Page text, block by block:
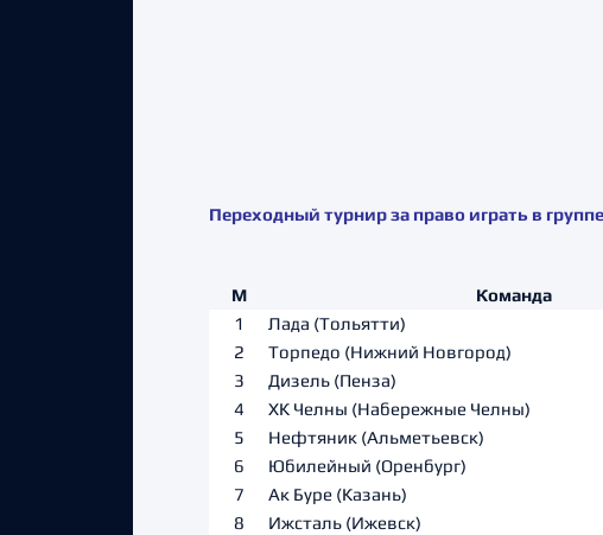
Переходный турнир за право играть в
М Команда
1
Лада (Тольятти)
2
Торпедо (Нижний Новгород)
3
Дизель (Пенза)
4
ХК Челны (Набережные Челны)
5
Нефтяник (Альметьевск)
6
Юбилейный (Оренбург)
7
Ак Буре (Казань)
8
Ижсталь (Ижевск)